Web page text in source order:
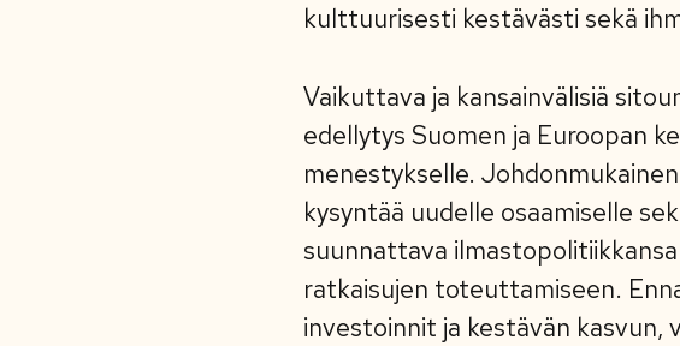
kulttuurisesti kestävästi sekä
Vaikuttava ja kansainvälisiä
edellytys Suomen ja Euroopan
menestykselle.
kysyntää uudelle osaamiselle
suunnattava
ratkaisujen toteuttamiseen.
investoinnit ja kestävän